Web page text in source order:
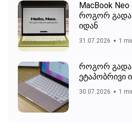
MacBook
როგორ
იდან
31.07.2026 1
როგორ
ეტაპობრივი
30.07.2026 1